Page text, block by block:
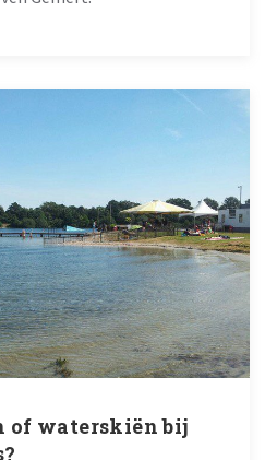
of waterskiën bij